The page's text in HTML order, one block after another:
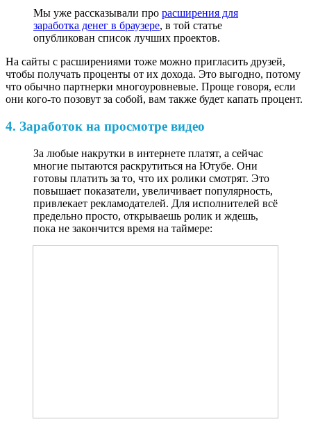
Мы уже рассказывали про расширения для
заработка денег в браузере, в той статье
опубликован список лучших проектов.
На сайты с расширениями тоже можно пригласить друзей,
чтобы получать проценты от их дохода. Это выгодно, потому
что обычно партнерки многоуровневые. Проще говоря, если
они кого-то позовут за собой, вам также будет капать процент.
4. Заработок на просмотре видео
За любые накрутки в интернете платят, а сейчас
многие пытаются раскрутиться на Ютубе. Они
готовы платить за то, что их ролики смотрят. Это
повышает показатели, увеличивает популярность,
привлекает рекламодателей. Для исполнителей всё
предельно просто, открываешь ролик и ждешь,
пока не закончится время на таймере: